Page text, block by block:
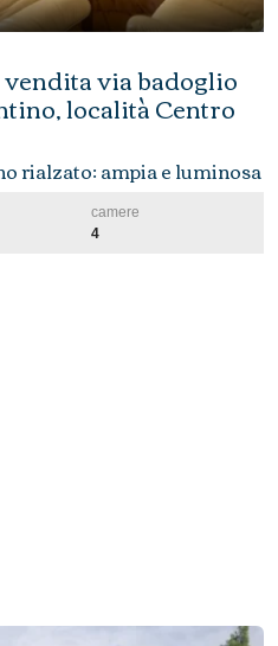
via badoglio
località Centro
rialzato: ampia e luminosa
camere
4